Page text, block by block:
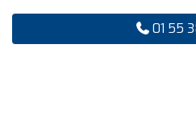
01 55